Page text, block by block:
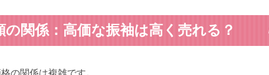
の関係：高価な振袖は高く売れる？